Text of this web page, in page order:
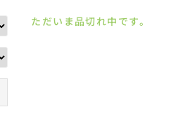
ただいま品切れ中です。